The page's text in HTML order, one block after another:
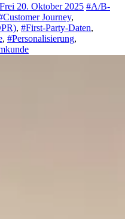
20. Oktober 2025 #A/B-
Journey,
, #First-Party-Daten,
, #Personalisierung,